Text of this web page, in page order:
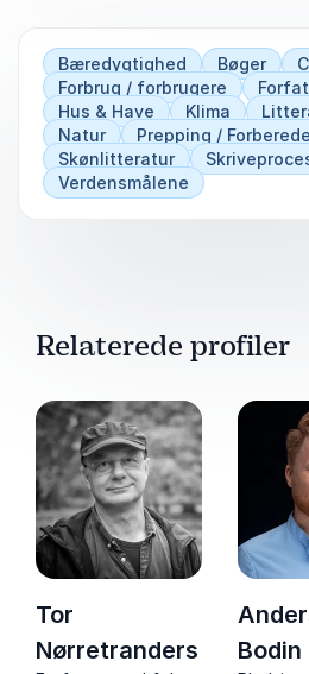
Bæredygtighed Bøger
Forbrug / forbrugere
Hus & Have
Klima
Natur
Prepping /
Skønlitteratur
Verdensmålene
Relaterede profiler
Tor
Nørretranders
Bodin